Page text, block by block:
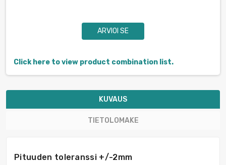
ARVIOI SE
Click here to view product combination list.
KUVAUS
TIETOLOMAKE
Pituuden toleranssi +/-2mm